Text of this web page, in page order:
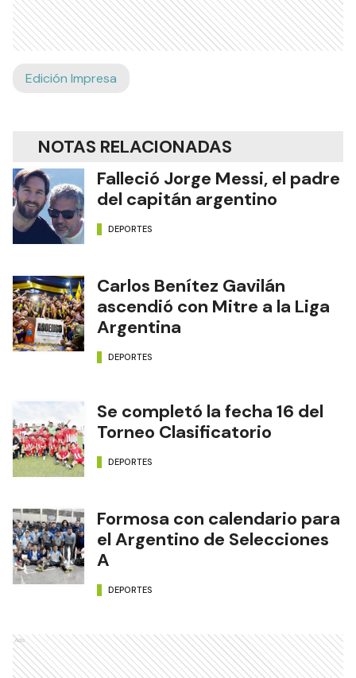
Edición Impresa
NOTAS RELACIONADAS
Falleció Jorge Messi, el padre
del capitán argentino
DEPORTES
Carlos Benítez Gavilán
ascendió con Mitre a la Liga
Argentina
DEPORTES
Se completó la fecha 16 del
Torneo Clasificatorio
DEPORTES
Formosa con calendario para
el Argentino de Selecciones
A
DEPORTES
Ads